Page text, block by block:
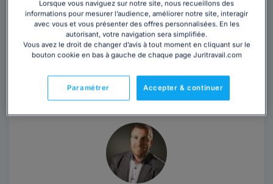
Contacter cet avocat
Madame, Monsieur, Mon cabinet met à votre service
son expertise en droit de la famille et en droit du
travail. Droit de la famille : conseil en... Lire la suite
Lorsque vous naviguez sur notre site, nous recueillons des
informations pour mesurer l’audience, améliorer notre site, interagir
avec vous et vous présenter des offres personnalisées. En les
autorisant, votre navigation sera simplifiée.
Vous avez le droit de changer d’avis à tout moment en cliquant sur le
bouton cookie en bas à gauche de chaque page Juritravail.com
Accepter & continuer
Paramétrer